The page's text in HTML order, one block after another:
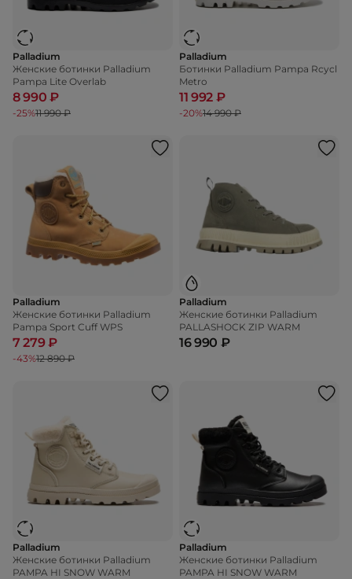
Palladium
Женские ботинки Palladium
Pampa Lite Overlab
8 990 ₽
-25%11 990 ₽
Palladium
Ботинки Palladium Pampa Rcycl
Metro
11 992 ₽
-20%14 990 ₽
Palladium
Женские ботинки Palladium
Pampa Sport Cuff WPS
7 279 ₽
-43%12 890 ₽
Palladium
Женские ботинки Palladium
PALLASHOCK ZIP WARM
16 990 ₽
Palladium
Женские ботинки Palladium
PAMPA HI SNOW WARM
Palladium
Женские ботинки Palladium
PAMPA HI SNOW WARM